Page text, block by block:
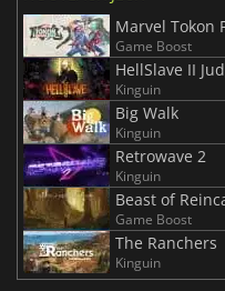
Marvel Tokon
Game Boost
HellSlave II
Kinguin
Big Walk
Kinguin
Retrowave 2
Kinguin
Beast of
Game Boost
The Ranchers
Kinguin